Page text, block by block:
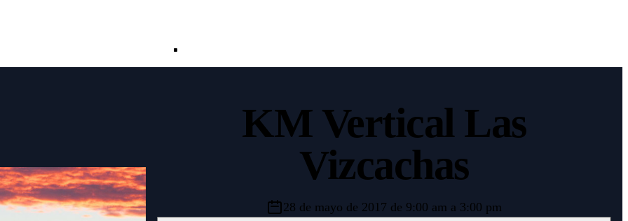
KM Vertical Las
Vizcachas
28 de mayo de 2017 de 9:00 am a 3:00 pm